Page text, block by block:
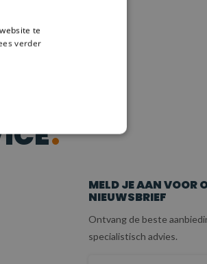
MELD JE AAN VOOR
NIEUWSBRIEF
Ontvang de beste
specialistisch advies.
te
verder